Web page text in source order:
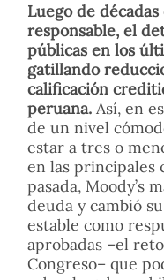
Luego de
responsable, el
públicas en los
gatillando
calificación
peruana. Así, en
de un nivel
estar a tres o
en las principales
pasada, Moody’s
deuda y cambió
estable como
aprobadas –el
Congreso– que